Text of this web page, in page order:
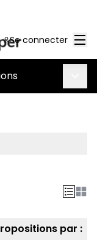
Se connecter
par :